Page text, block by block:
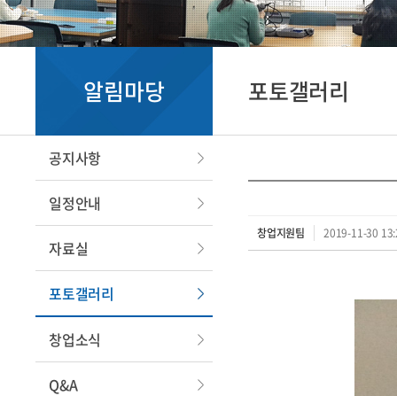
알림마당
공지사항
일정안내
자료실
포토갤러리
창업소식
Q&A
포토갤러리
창업지원팀 2019-11-30